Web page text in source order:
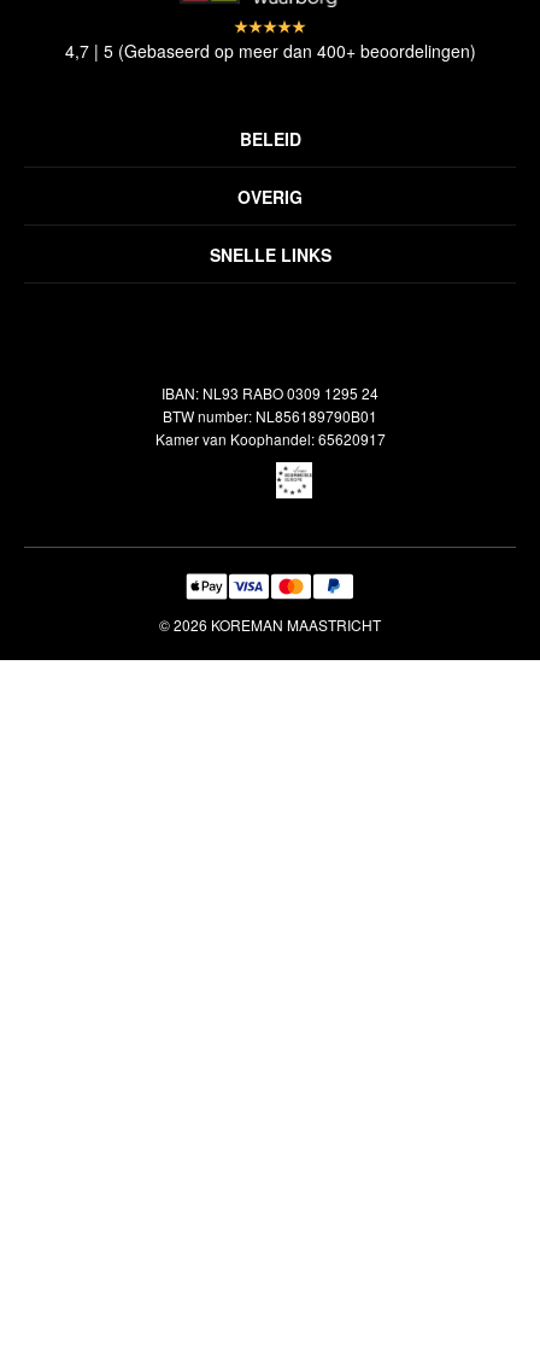
SNELLE LINKS
OVERIG
Inspiratie
Veelgestelde vragen
BELEID
Disclaimer
Verzendbeleid
4,7 | 5 (Gebaseerd op meer dan 400+ beoordelingen)
IBAN: NL93 RABO 0309 1295 24
BTW number: NL856189790B01
Kamer van Koophandel: 65620917
© 2026 KOREMAN MAASTRICHT